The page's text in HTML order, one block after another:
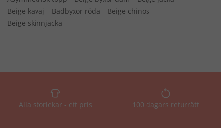
Beige kavaj
Badbyxor röda
Beige chinos
Beige skinnjacka
Alla storlekar - ett pris 100 dagars returrätt